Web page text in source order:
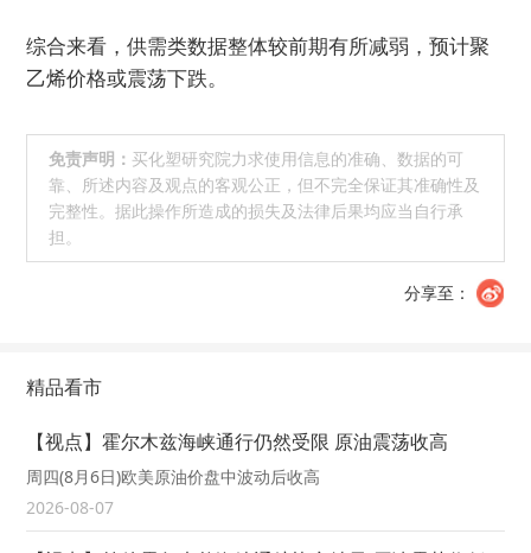
综合来看，供需类数据整体较前期有所减弱，预计聚
乙烯价格或震荡下跌。
免责声明： 买化塑研究院力求使用信息的准确、数据的可
靠、所述内容及观点的客观公正，但不完全保证其准确性及
完整性。据此操作所造成的损失及法律后果均应当自行承
担。
分享至：
精品看市
【视点】霍尔木兹海峡通行仍然受限 原油震荡收高
周四(8月6日)欧美原油价盘中波动后收高
2026-08-07